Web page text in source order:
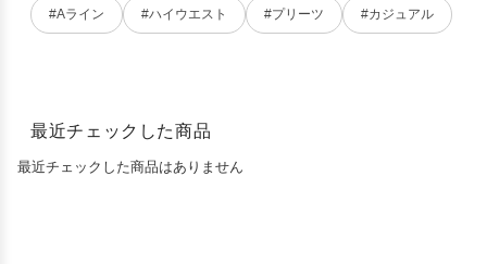
#Aライン #ハイウエスト #プリーツ #カジュアル
最近チェックした商品
最近チェックした商品はありません